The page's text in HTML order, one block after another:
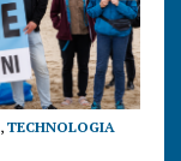
, TECHNOLOGIA